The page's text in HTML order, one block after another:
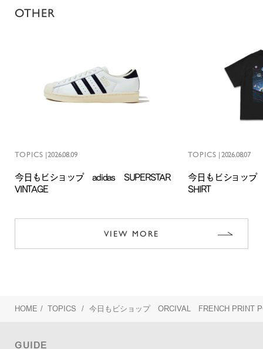
OTHER
TOPICS |2026.08.09
今日もビショップ adidas SUPERSTAR
VINTAGE
TOPICS | 2026.08.07
今日もビショッ
SHIRT
VIEW MORE
HOME / TOPICS / 今日もビショップ ORCIVAL FRENCH PRINT
GUIDE